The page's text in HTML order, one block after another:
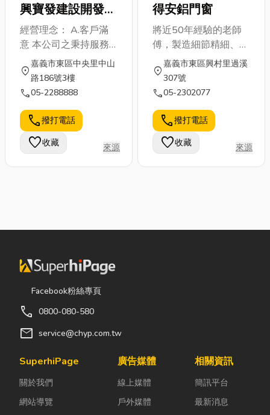
品質、服務、速度、專
業,來提昇產業競爭力,
以更優質的服務回饋顧
成永續經營之目標! ◆
我們對工作抱持最積極
的態度,對夥伴更是充
滿了熱情,我們認真工
作認真生活!歡迎積極
又充滿活力的社會各菁
英賢能加入本公司團
隊,成為我們的夥伴共
興寶發建設開發股
份有限公司
經營理念： A.客戶滿
意 本公司之秉持服務
業之經營理念，以「顧
客滿意」為核心，唯有
滿意的客戶，才有永續
良、齊一的品質管理體
系為維繫顧客滿意之重
要因素，本公司向來對
求。 C.創新發展 創新
生存的必要條件，本公
司將利用團隊的力量，
進行對現有工作的改
善，積極運用新的技術
與知識，激盪出新的工
作層面、思維與方法，
創造力，為顧客創造新
價值。 D.幸福工作 本
業最大的資產」的原
location_on
嘉義市東區中央里中山
路186號3樓
call05-2288888
call撥打電話
favorite收藏 來源
得安鋁門窗
將近50年經驗的老師
傅，製造細節精細、工
料實在、價格實惠。
得安鋁門窗： ◎五十
幾年來感謝廣大客戶支
您服務的機會。 ◎我
們本著“永續經營”的理
念，將“顧客滿意”視為
最佳的抉擇。 ~免費到
location_on
嘉義市東區興村里過溪
307號
call05-2302077
call撥打電話
favorite收藏 來源
Facebook粉絲專頁
call 0800-080-580
mail service@chyp.com.tw
SuperhiPage
關於我們
網站導覽
廣告媒體
線上媒體
戶外媒體
相關資訊
簡訊平台
最新消息